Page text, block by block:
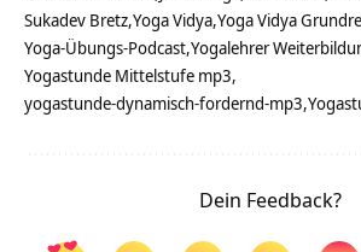
Sukadev Bretz Yoga Vidya Yoga Vidya
Yoga-Übungs-Podcast Yogalehrer
Yogastunde Mittelstufe mp3
yogastunde-dynamisch-fordernd-mp3
Dein Feedback?